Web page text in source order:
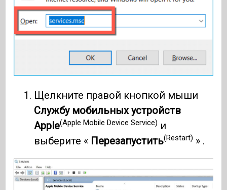
Щелкните правой кнопкой мыши
Службу мобильных устройств
Apple(Apple Mobile Device Service) и
выберите « Перезапустить(Restart) » .